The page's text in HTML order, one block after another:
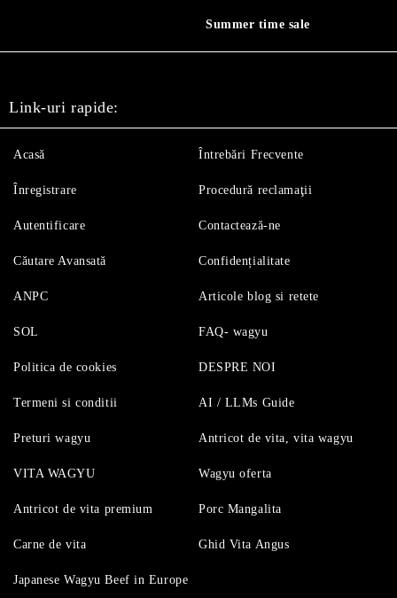
Summer time sale
Link-uri rapide:
Acasă
Înregistrare
Autentificare
Căutare Avansată
Întrebări Frecvente
Procedură reclamaţii
Contactează-ne
Confidențialitate
ANPC
SOL
Politica de cookies
Termeni si conditii
Articole blog si retete
FAQ- wagyu
DESPRE NOI
AI / LLMs Guide
Preturi wagyu
VITA WAGYU
Antricot de vita premium
Carne de vita
Antricot de vita, vita wagyu
Wagyu oferta
Porc Mangalita
Ghid Vita Angus
Japanese Wagyu Beef in Europe